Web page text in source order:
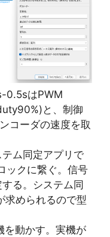
0.5sはPWM
と、制御
コーダの速度を取
ム同定アプリで
ックに繋ぐ。信号
る。システム同
求められるので型
動かす。実機が